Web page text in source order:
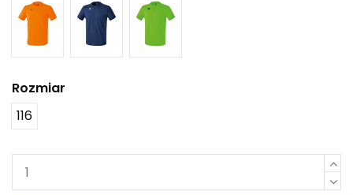
Rozmiar
116